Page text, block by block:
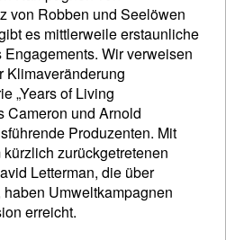
von Robben und Seelöwen
es mittlerweile erstaunliche
Wir verweisen
Klimaveränderung
„Years of Living
Cameron und Arnold
Produzenten. Mit
zurückgetretenen
Letterman, die über
Umweltkampagnen
erreicht.